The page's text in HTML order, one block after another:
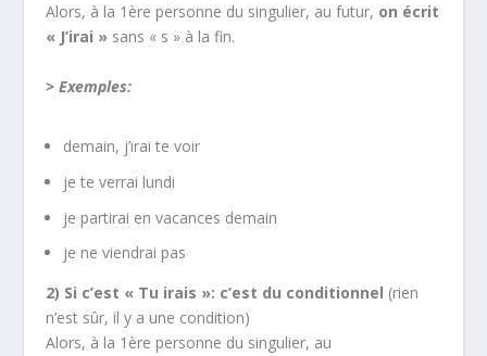
Alors, à la 1ère personne du singulier, au futur, on écrit
« J’irai » sans « s » à la fin.
> Exemples:
demain, j’irai te voir
je te verrai lundi
je partirai en vacances demain
je ne viendrai pas
2) Si c’est « Tu irais »: c’est du conditionnel (rien
n’est sûr, il y a une condition)
Alors, à la 1ère personne du singulier, au